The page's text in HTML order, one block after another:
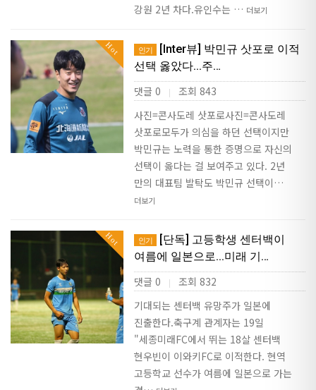
강원 2년 차다.유인수는 … 더보기
Hot 인기
[Inter뷰] 박민규 삿포로 이적
선택 옳았다...주…
댓글 0 |
조회 843
사진=콘사도레 삿포로사진=콘사도레
삿포로모두가 의심을 하던 선택이지만
박민규는 노력을 통한 증명으로 자신의
선택이 옳다는 걸 보여주고 있다. 2년
만의 대표팀 발탁도 박민규 선택이…
더보기
Hot 인기
[단독] 고등학생 센터백이
여름에 일본으로...미래 기…
댓글 0 |
조회 832
기대되는 센터백 유망주가 일본에
진출한다.축구계 관계자는 19일
"세종미래FC에서 뛰는 18살 센터백
현우빈이 이와키FC로 이적한다. 현역
고등학교 선수가 여름에 일본으로 가는